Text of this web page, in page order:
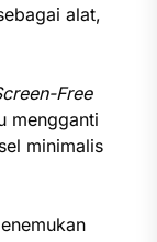
alat,
Free
mengganti
minimalis